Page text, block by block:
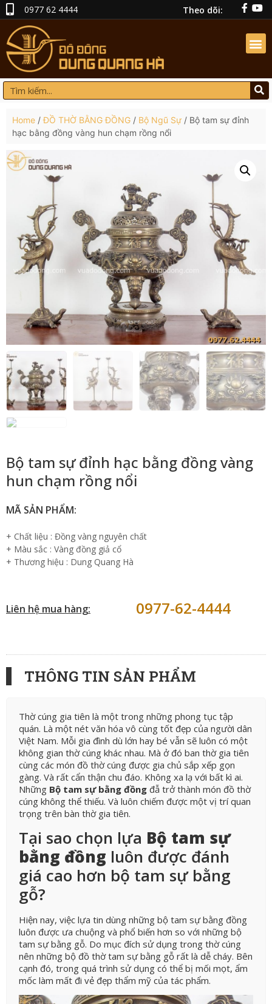
0977 62 4444 Theo dõi:
Home /ĐỒ THỜ BẰNG ĐỒNG / Bộ Ngũ Sự / Bộ tam sự đỉnh
hạc bằng đồng vàng hun chạm rồng nổi
Bộ tam sự đỉnh hạc bằng đồng vàng
hun chạm rồng nổi
MÃ SẢN PHẨM:
+ Chất liệu : Đồng vàng nguyên chất
+ Màu sắc : Vàng đồng giả cổ
+ Thương hiệu : Dung Quang Hà
Liên hệ mua hàng: 0977-62-4444
THÔNG TIN SẢN PHẨM
Thờ cúng gia tiên là một trong những phong tục tập
quán. Là một nét văn hóa vô cùng tốt đẹp của người dân
Việt Nam. Mỗi gia đình dù lớn hay bé vẫn sẽ luôn có một
không gian thờ cúng khác nhau. Mà ở đó ban thờ gia tiên
cùng các món đồ thờ cúng được gia chủ sắp xếp gọn
gàng. Và rất cẩn thận chu đáo. Không xa lạ với bất kì ai.
Những Bộ tam sự bằng đồng đẫ trở thành món đồ thờ
cúng không thể thiếu. Và luôn chiếm được một vị trí quan
trọng trên bàn thờ gia tiên.
Tại sao chọn lựa Bộ tam sự
bằng đồng luôn được đánh
giá cao hơn bộ tam sự bằng
gỗ?
Hiện nay, việc lựa tin dùng những bộ tam sự bằng đồng
luôn được ưa chuộng và phổ biến hơn so với những bộ
tam sự bằng gỗ. Do mục đích sử dụng trong thờ cúng
nên những bộ đồ thờ tam sự bằng gỗ rất là dễ cháy. Bên
cạnh đó, trong quá trình sử dụng có thể bị mối mọt, ẩm
mốc làm mất đi vẻ đẹp thẩm mỹ của tác phẩm.